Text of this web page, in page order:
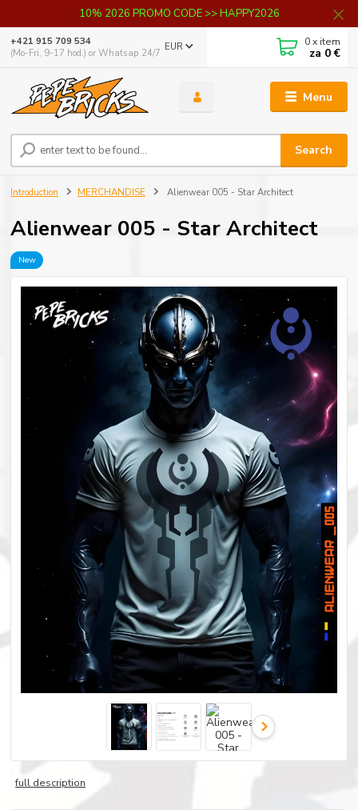
10% 2026 PROMO CODE >> HAPPY2026
Menu
EUR
Search
+421 915 709 534
(Mo-Fri, 9-17 hod.) or Whatsap 24/7
0x item
za 0 €
Introduction MERCHANDISE Alienwear 005 - Star Architect
Alienwear 005 - Star Architect
New
full description